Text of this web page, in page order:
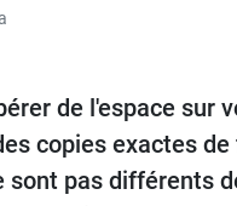
de l'espace sur
copies exactes
pas différents